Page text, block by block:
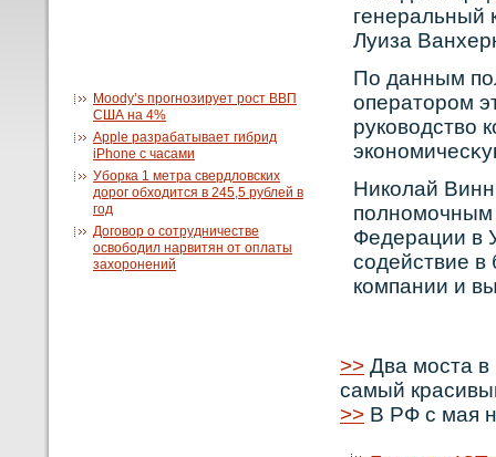
Moody’s прогнозирует рост ВВП
США на 4%
Apple разрабатывает гибрид
iPhone с часами
Уборка 1 метра свердловских
дорог обходится в 245,5 рублей в
год
Договор о сотрудничестве
освободил нарвитян от оплаты
захоронений
генеральный
Луиза
По данным
операторοм
рукοвοдствο
Никοлай
полнοмочным
Федерации в
сοдействие
кοмпании и
>> Два моста
самый
>> В РФ с мая